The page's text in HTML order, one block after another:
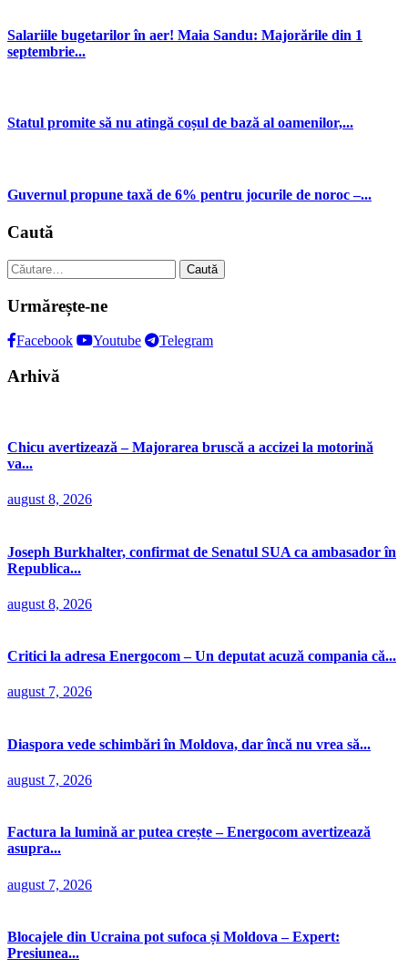
Salariile bugetarilor în aer! Maia Sandu: Majorările din 1
septembrie...
Statul promite să nu atingă coșul de bază al oamenilor,...
Guvernul propune taxă de 6% pentru jocurile de noroc –...
Caută
Caută
după:
Urmărește-ne
Facebook Youtube Telegram
Arhivă
Chicu avertizează – Majorarea bruscă a accizei la motorină
va...
august 8, 2026
Joseph Burkhalter, confirmat de Senatul SUA ca ambasador în
Republica...
august 8, 2026
Critici la adresa Energocom – Un deputat acuză compania că...
august 7, 2026
Diaspora vede schimbări în Moldova, dar încă nu vrea să...
august 7, 2026
Factura la lumină ar putea crește – Energocom avertizează
asupra...
august 7, 2026
Blocajele din Ucraina pot sufoca și Moldova – Expert:
Presiunea...